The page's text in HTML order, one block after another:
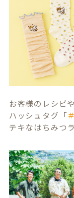
お客様のレシピ
ハッシュタグ「
テキなはちみつ